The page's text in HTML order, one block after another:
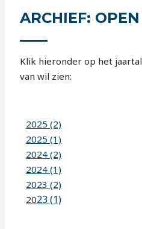
ARCHIEF:
Klik hieronder op het
van wil zien:
2025 (2)
2025 (1)
2024 (2)
2024 (1)
2023 (2)
2023 (1)